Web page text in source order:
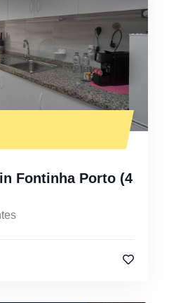
Fontinha Porto (4